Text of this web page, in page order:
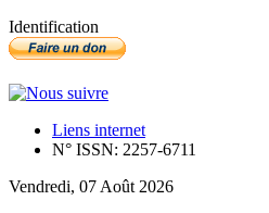
Identification
Liens internet
N° ISSN: 2257-6711
Vendredi, 07 Août 2026